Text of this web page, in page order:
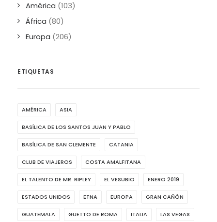
América (103)
África (80)
Europa (206)
ETIQUETAS
AMÉRICA ASIA
BASÍLICA DE LOS SANTOS JUAN Y PABLO
BASÍLICA DE SAN CLEMENTE CATANIA
CLUB DE VIAJEROS COSTA AMALFITANA
EL TALENTO DE MR. RIPLEY EL VESUBIO ENERO 2019
ESTADOS UNIDOS ETNA EUROPA GRAN CAÑÓN
GUATEMALA GUETTO DE ROMA ITALIA LAS VEGAS